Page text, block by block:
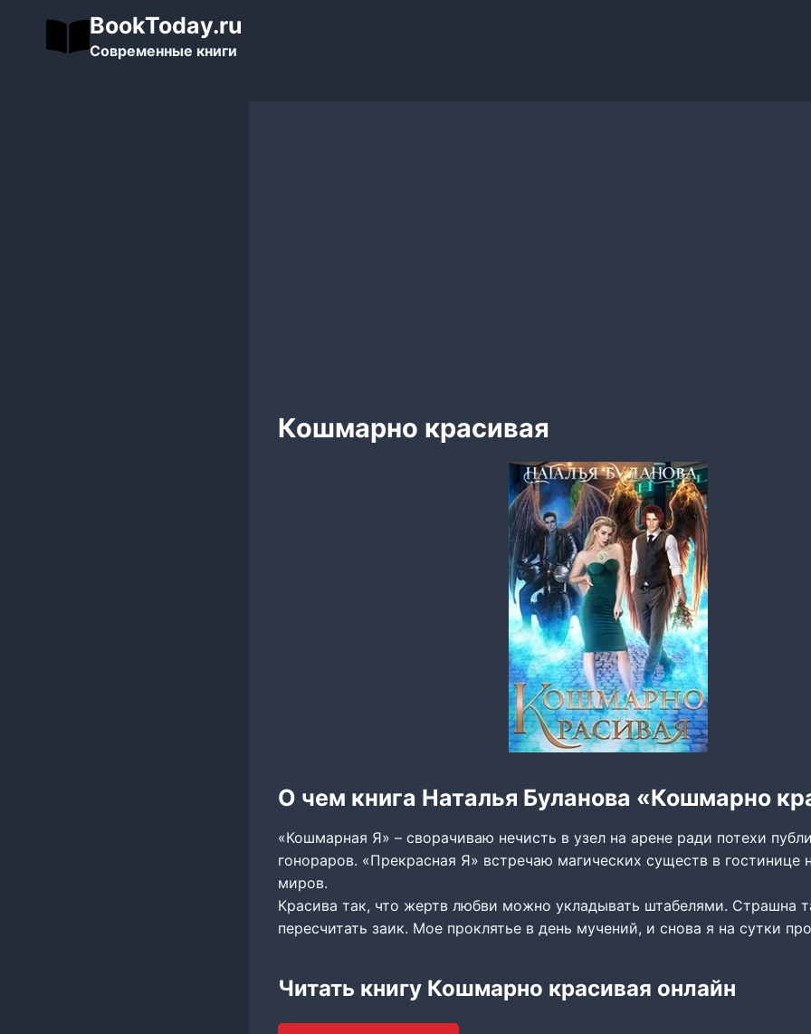
содержимому
BookToday.ru
Современные книги
Кошмарно красивая
О чем книга Наталья Буланова «Кошмарно
«Кошмарная Я» – сворачиваю нечисть в узел на арене ради потехи
гонораров. «Прекрасная Я» встречаю магических существ в гостинице
миров.
Красива так, что жертв любви можно укладывать штабелями. Страшна
пересчитать заик. Мое проклятье в день мучений, и снова я на сутки
Читать книгу Кошмарно красивая онлайн